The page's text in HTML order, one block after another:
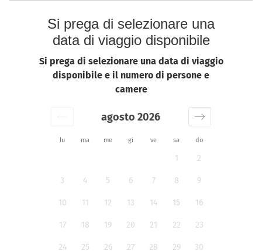
Si prega di selezionare una
data di viaggio disponibile
Si prega di selezionare una data di viaggio
disponibile e il numero di persone e
camere
lu ma me gi ve sa do
agosto 2026
1 2
3 4 5 6 7 8 9
10 11 12 13 14 15 16
17 18 19 20 21 22 23
24 25 26 27 28 29 30